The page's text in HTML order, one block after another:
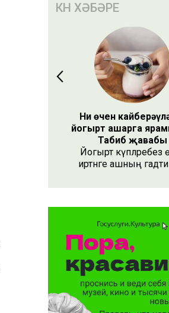
КӨН ХӘБӘРЕ
Ни өчен
йогырт ашарга
Табиб җавабы
Йогырт күпләребез
иртәнге ашның